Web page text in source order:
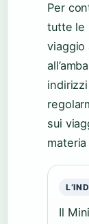
Per
tutte le
viaggio
sui
Il